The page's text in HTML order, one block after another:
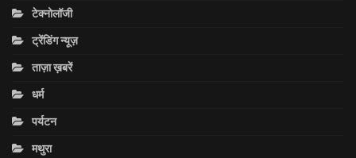
टेक्नोलॉजी
ट्रेंडिंग न्यूज़
ताज़ा ख़बरें
धर्म
पर्यटन
मथुरा